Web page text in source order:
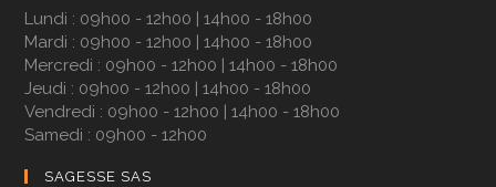
Lundi : 09h00 - 12h00 | 14h00 - 18h00
Mardi : 09h00 - 12h00 | 14h00 - 18h00
Mercredi : 09h00 - 12h00 | 14h00 - 18h00
Jeudi : 09h00 - 12h00 | 14h00 - 18h00
Vendredi : 09h00 - 12h00 | 14h00 - 18h00
Samedi : 09h00 - 12h00
SAGESSE SAS